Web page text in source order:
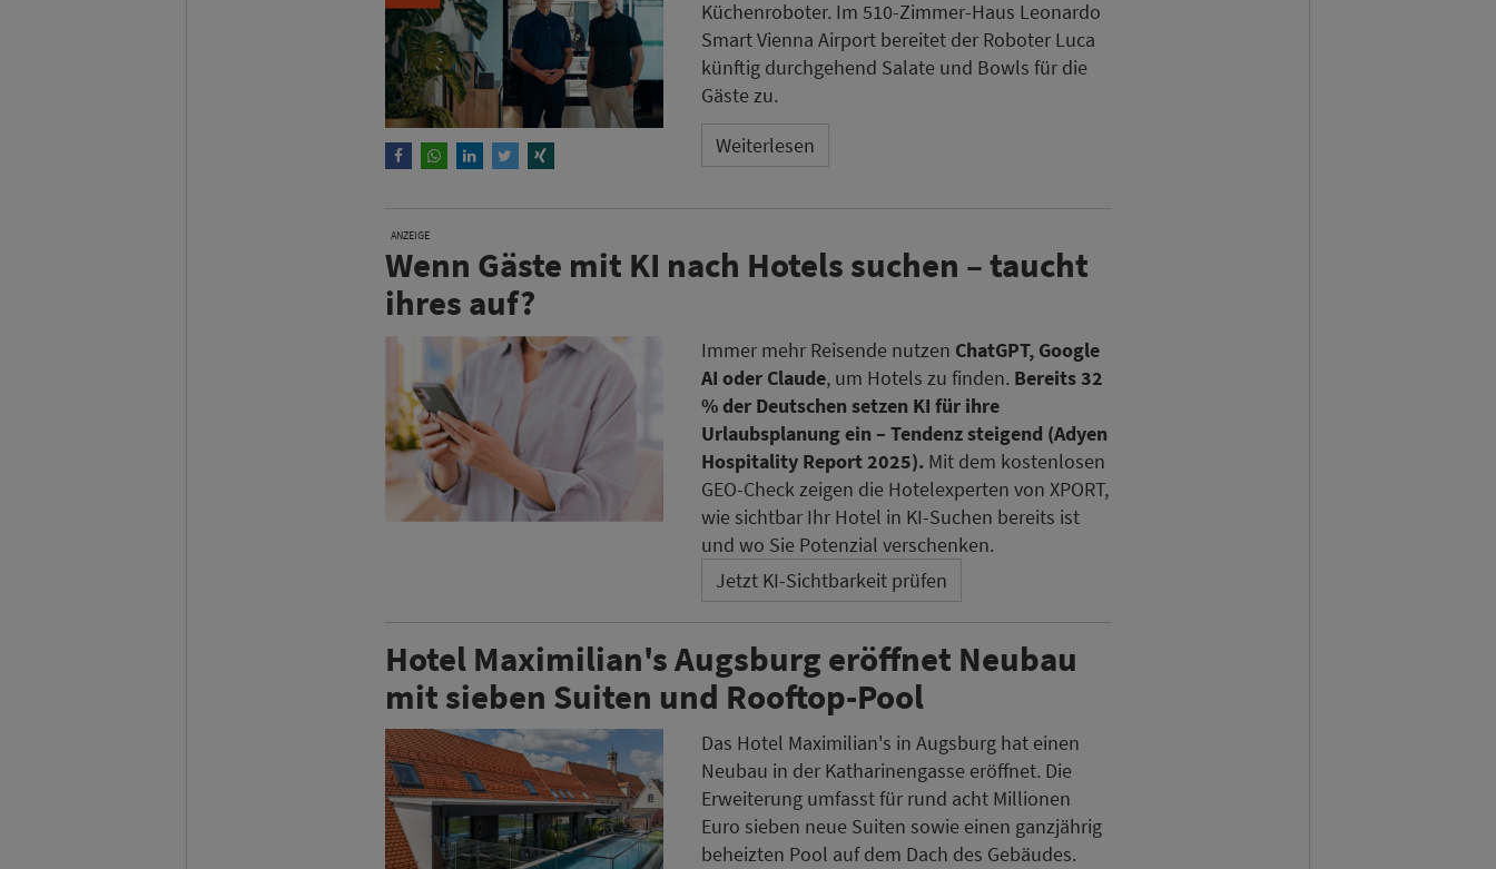
Küchenroboter. Im 510-Zimmer-Haus Leonardo
Smart Vienna Airport bereitet der Roboter Luca
künftig durchgehend Salate und Bowls für die
Gäste zu.
Weiterlesen
ANZEIGE
Wenn Gäste mit KI nach Hotels suchen – taucht
ihres auf?
Immer mehr Reisende nutzen ChatGPT, Google
AI oder Claude, um Hotels zu finden. Bereits 32
% der Deutschen setzen KI für ihre
Urlaubsplanung ein – Tendenz steigend (Adyen
Hospitality Report 2025). Mit dem kostenlosen
GEO-Check zeigen die Hotelexperten von XPORT,
wie sichtbar Ihr Hotel in KI-Suchen bereits ist
und wo Sie Potenzial verschenken.
Jetzt KI-Sichtbarkeit prüfen
Hotel Maximilian's Augsburg eröffnet Neubau
mit sieben Suiten und Rooftop-Pool
Das Hotel Maximilian's in Augsburg hat einen
Neubau in der Katharinengasse eröffnet. Die
Erweiterung umfasst für rund acht Millionen
Euro sieben neue Suiten sowie einen ganzjährig
beheizten Pool auf dem Dach des Gebäudes.